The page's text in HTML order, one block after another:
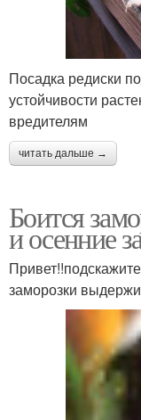
Посадка редиски
устойчивости
вредителям
читать дальше →
Боится
и осенние
заморозки